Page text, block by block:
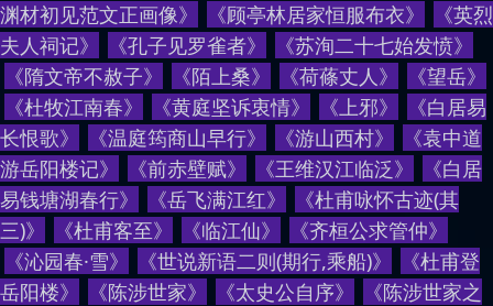
渊材初见范文正画像》 《顾亭林居家恒服布衣》 《英烈
夫人祠记》 《孔子见罗雀者》 《苏洵二十七始发愤》
《隋文帝不赦子》 《陌上桑》 《荷蓧丈人》 《望岳》
《杜牧江南春》 《黄庭坚诉衷情》 《上邪》 《白居易
长恨歌》 《温庭筠商山早行》 《游山西村》 《袁中道
游岳阳楼记》 《前赤壁赋》 《王维汉江临泛》 《白居
易钱塘湖春行》 《岳飞满江红》 《杜甫咏怀古迹(其
三)》 《杜甫客至》 《临江仙》 《齐桓公求管仲》
《沁园春·雪》 《世说新语二则(期行,乘船)》 《杜甫登
岳阳楼》 《陈涉世家》 《太史公自序》 《陈涉世家之